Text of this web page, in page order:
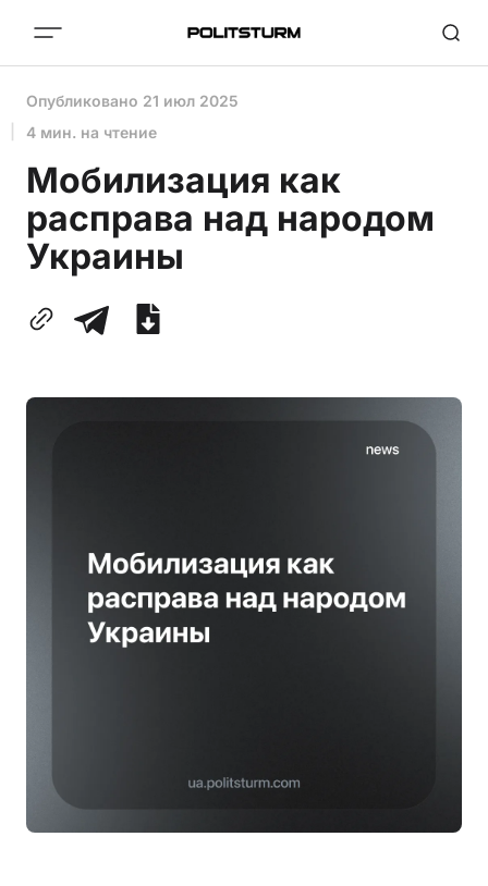
Опубликовано 21 июл 2025
4 мин. на чтение
Мобилизация как
расправа над народом
Украины